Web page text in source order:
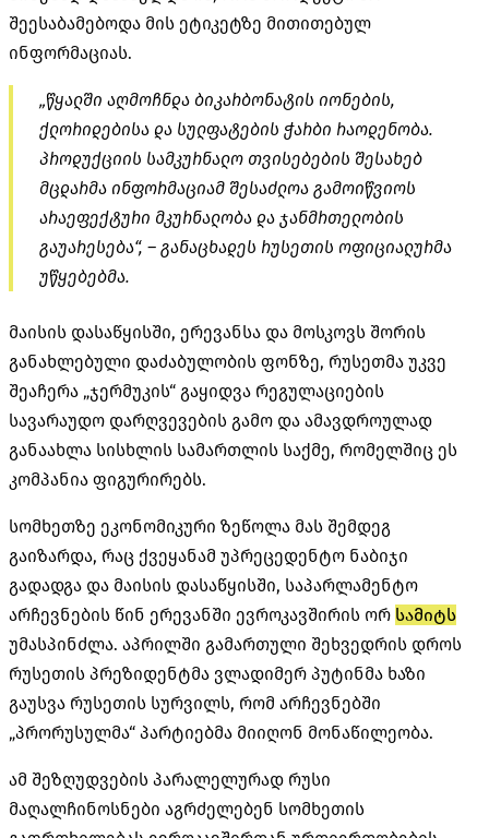
შეესაბამებოდა მის ეტიკეტზე მითითებულ
ინფორმაციას.
„წყალში აღმოჩნდა ბიკარბონატის იონების,
ქლორიდებისა და სულფატების ჭარბი რაოდენობა.
პროდუქციის სამკურნალო თვისებების შესახებ
მცდარმა ინფორმაციამ შესაძლოა გამოიწვიოს
არაეფექტური მკურნალობა და ჯანმრთელობის
გაუარესება“, – განაცხადეს რუსეთის ოფიციალურმა
უწყებებმა.
მაისის დასაწყისში, ერევანსა და მოსკოვს შორის
განახლებული დაძაბულობის ფონზე, რუსეთმა უკვე
შეაჩერა „ჯერმუკის“ გაყიდვა რეგულაციების
სავარაუდო დარღვევების გამო და ამავდროულად
განაახლა სისხლის სამართლის საქმე, რომელშიც ეს
კომპანია ფიგურირებს.
სომხეთზე ეკონომიკური ზეწოლა მას შემდეგ
გაიზარდა, რაც ქვეყანამ უპრეცედენტო ნაბიჯი
გადადგა და მაისის დასაწყისში, საპარლამენტო
არჩევნების წინ ერევანში ევროკავშირის ორ სამიტს
უმასპინძლა. აპრილში გამართული შეხვედრის დროს
რუსეთის პრეზიდენტმა ვლადიმერ პუტინმა ხაზი
გაუსვა რუსეთის სურვილს, რომ არჩევნებში
„პრორუსულმა“ პარტიებმა მიიღონ მონაწილეობა.
ამ შეზღუდვების პარალელურად რუსი
მაღალჩინოსნები აგრძელებენ სომხეთის